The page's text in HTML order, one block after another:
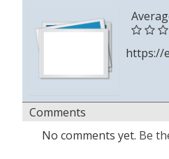
https://
Comments
No comments yet. Be